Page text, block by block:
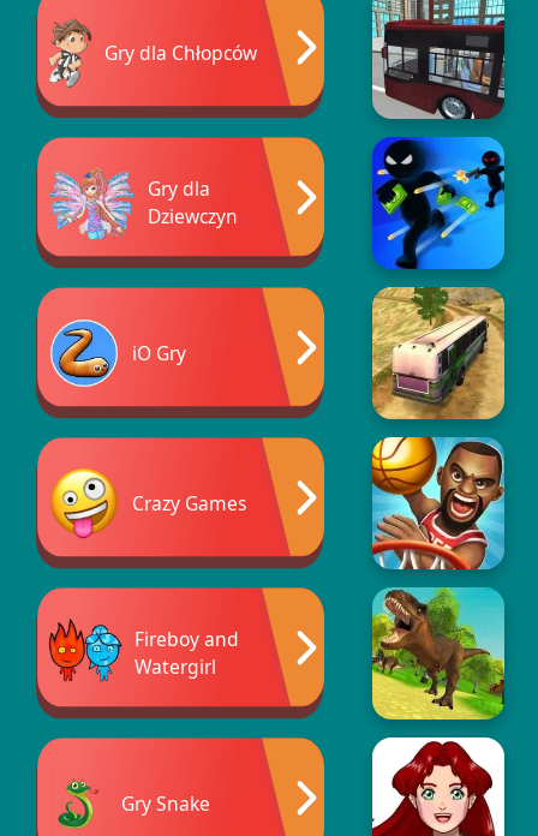
Gry dla Chłopców
Gry dla
Dziewczyn
iO Gry
Crazy Games
Fireboy and
Watergirl
Gry Snake